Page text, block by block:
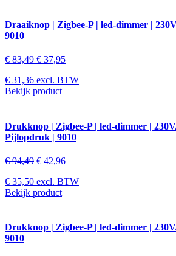
Draaiknop | Zigbee-P | led-dimmer |
9010
€83,49 € 37,95
€ 31,36 excl. BTW
Bekijk product
Drukknop | Zigbee-P | led-dimmer |
Pijlopdruk | 9010
€94,49 € 42,96
€ 35,50 excl. BTW
Bekijk product
Drukknop | Zigbee-P | led-dimmer |
9010